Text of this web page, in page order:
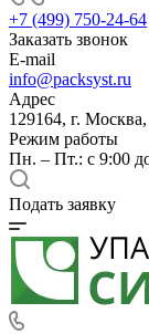
+7 (499) 750-24-64
Заказать звонок
E-mail
info@packsyst.ru
Адрес
129164, г.
Режим работы
Пн. – Пт.: с 9:00
Подать заявку